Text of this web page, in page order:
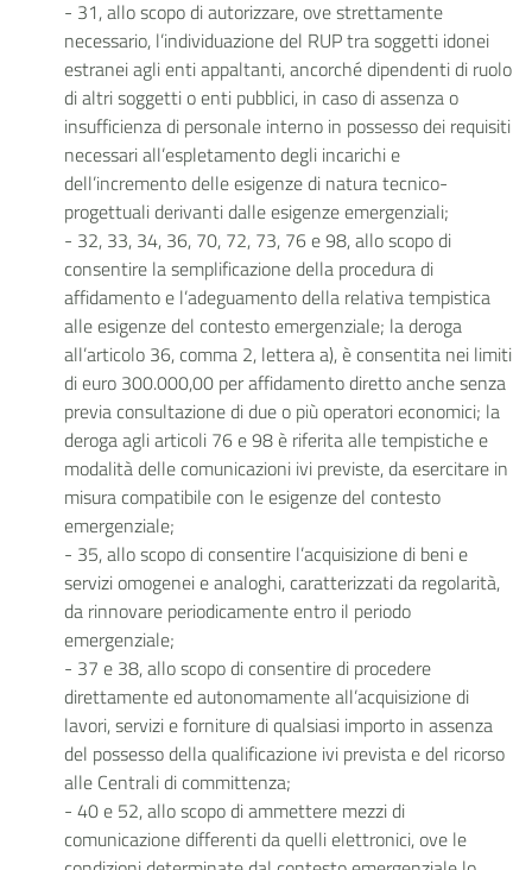
- 31, allo scopo di autorizzare, ove strettamente
necessario, l’individuazione del RUP tra soggetti idonei
estranei agli enti appaltanti, ancorché dipendenti di ruolo
di altri soggetti o enti pubblici, in caso di assenza o
insufficienza di personale interno in possesso dei requisiti
necessari all’espletamento degli incarichi e
dell’incremento delle esigenze di natura tecnico-
progettuali derivanti dalle esigenze emergenziali;
- 32, 33, 34, 36, 70, 72, 73, 76 e 98, allo scopo di
consentire la semplificazione della procedura di
affidamento e l’adeguamento della relativa tempistica
alle esigenze del contesto emergenziale; la deroga
all’articolo 36, comma 2, lettera a), è consentita nei limiti
di euro 300.000,00 per affidamento diretto anche senza
previa consultazione di due o più operatori economici; la
deroga agli articoli 76 e 98 è riferita alle tempistiche e
modalità delle comunicazioni ivi previste, da esercitare in
misura compatibile con le esigenze del contesto
emergenziale;
- 35, allo scopo di consentire l’acquisizione di beni e
servizi omogenei e analoghi, caratterizzati da regolarità,
da rinnovare periodicamente entro il periodo
emergenziale;
- 37 e 38, allo scopo di consentire di procedere
direttamente ed autonomamente all’acquisizione di
lavori, servizi e forniture di qualsiasi importo in assenza
del possesso della qualificazione ivi prevista e del ricorso
alle Centrali di committenza;
- 40 e 52, allo scopo di ammettere mezzi di
comunicazione differenti da quelli elettronici, ove le